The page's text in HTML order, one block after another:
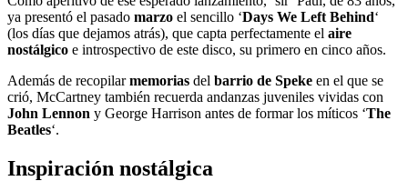
ya presentó el pasado marzo el sencillo ‘Days We Left Behind‘
(los días que dejamos atrás), que capta perfectamente el aire
nostálgico e introspectivo de este disco, su primero en cinco años.
Además de recopilarmemorias del barrio de Speke en el que se
crió, McCartney también recuerda andanzas juveniles vividas con
John Lennon y George Harrison antes de formar los míticos ‘The
Beatles‘.
Inspiración nostálgica